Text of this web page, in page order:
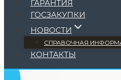
ГАРАНТИЯ
ГОСЗАКУПКИ
НОВОСТИ
СПРАВОЧНАЯ
КОНТАКТЫ